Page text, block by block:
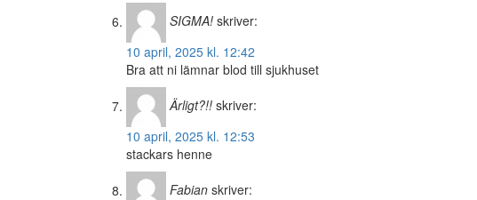
SIGMA! skriver:
10 april, 2025 kl. 12:42
Bra att ni lämnar blod till sjukhuset
Ärligt?!! skriver:
10 april, 2025 kl. 12:53
stackars henne
Fabian skriver: